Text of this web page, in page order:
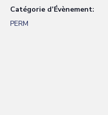
Catégorie d’Évènement:
PERM